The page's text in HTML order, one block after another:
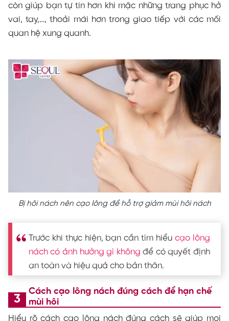
còn giúp bạn tự tin hơn khi mặc những trang phục hở
vai, tay,…, thoải mái hơn trong giao tiếp với các mối
quan hệ xung quanh.
Bị hôi nách nên cạo lông để hỗ trợ giảm mùi hôi nách
Trước khi thực hiện, bạn cần tìm hiểu cạo lông
nách có ảnh hưởng gì không để có quyết định
an toàn và hiệu quả cho bản thân.
Cách cạo lông nách đúng cách để hạn chế
mùi hôi
Hiểu rõ cách cạo lông nách đúng cách sẽ giúp mọi